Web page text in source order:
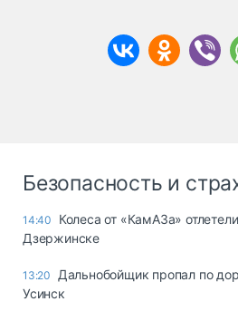
Безопасность и
14:40
Колеса от «КамАЗа»
Дзержинске
13:20
Дальнобойщик пропал по
Усинск